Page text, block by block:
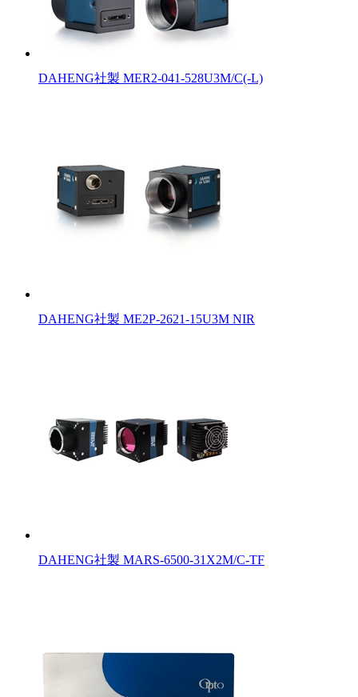
DAHENG社製 MER2-041-528U3M/C(-L)
DAHENG社製 ME2P-2621-15U3M NIR
DAHENG社製 MARS-6500-31X2M/C-TF